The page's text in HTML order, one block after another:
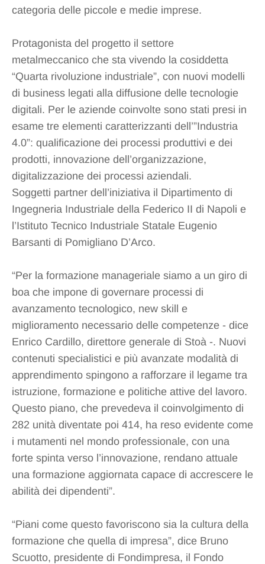
categoria delle piccole e medie imprese.
Protagonista del progetto il settore
metalmeccanico che sta vivendo la cosiddetta
“Quarta rivoluzione industriale”, con nuovi modelli
di business legati alla diffusione delle tecnologie
digitali. Per le aziende coinvolte sono stati presi in
esame tre elementi caratterizzanti dell’”Industria
4.0”: qualificazione dei processi produttivi e dei
prodotti, innovazione dell’organizzazione,
digitalizzazione dei processi aziendali.
Soggetti partner dell’iniziativa il Dipartimento di
Ingegneria Industriale della Federico II di Napoli e
l’Istituto Tecnico Industriale Statale Eugenio
Barsanti di Pomigliano D’Arco.
“Per la formazione manageriale siamo a un giro di
boa che impone di governare processi di
avanzamento tecnologico, new skill e
miglioramento necessario delle competenze - dice
Enrico Cardillo, direttore generale di Stoà -. Nuovi
contenuti specialistici e più avanzate modalità di
apprendimento spingono a rafforzare il legame tra
istruzione, formazione e politiche attive del lavoro.
Questo piano, che prevedeva il coinvolgimento di
282 unità diventate poi 414, ha reso evidente come
i mutamenti nel mondo professionale, con una
forte spinta verso l’innovazione, rendano attuale
una formazione aggiornata capace di accrescere le
abilità dei dipendenti”.
“Piani come questo favoriscono sia la cultura della
formazione che quella di impresa”, dice Bruno
Scuotto, presidente di Fondimpresa, il Fondo